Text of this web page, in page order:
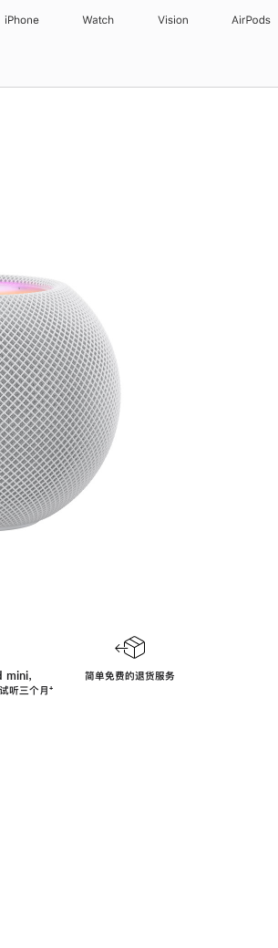
iPhone Watch Vision AirPods
，
听三个月脚
⁺
简单免费的退货服务